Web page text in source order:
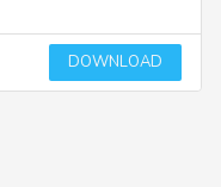
DOWNLOAD